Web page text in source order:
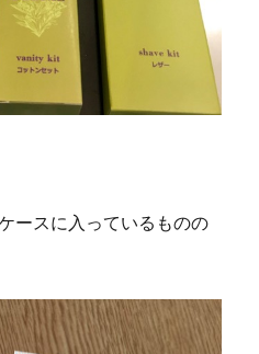
ースに入っているものの